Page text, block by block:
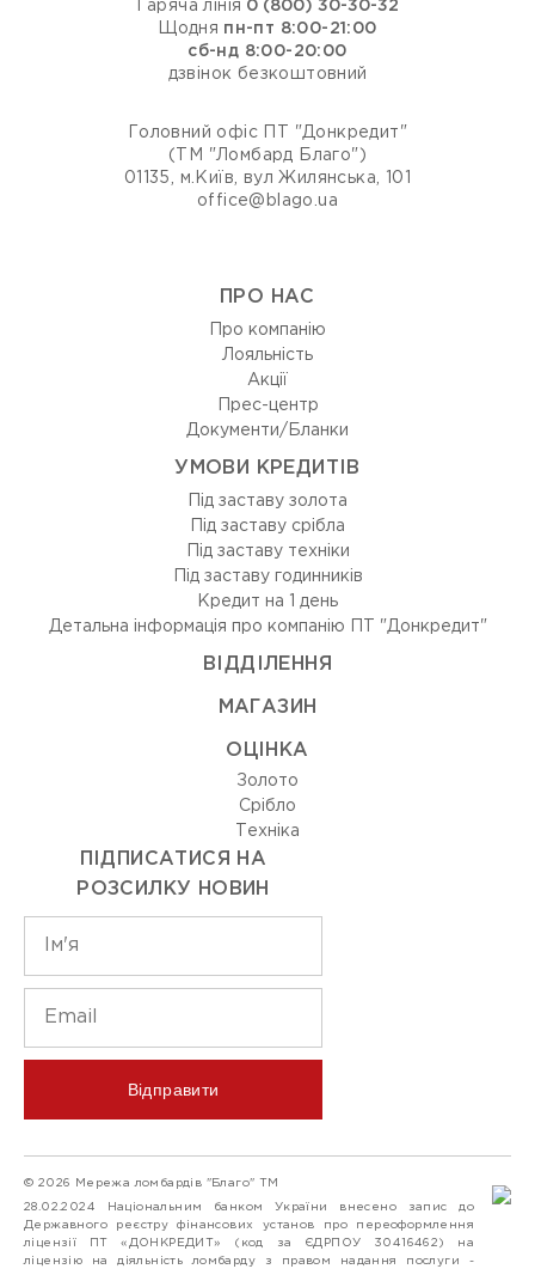
Гаряча лінія 0 (800) 30-30-32
Щодня пн-пт 8:00-21:00
сб-нд 8:00-20:00
дзвінок безкоштовний
Головний офіс ПТ "Донкредит"
(ТМ "Ломбард Благо")
01135, м.Київ, вул Жилянська, 101
office@blago.ua
ПРО НАС
Про компанію
Лояльність
Акції
Прес-центр
Документи/Бланки
УМОВИ КРЕДИТІВ
Під заставу золота
Під заставу срібла
Під заставу техніки
Під заставу годинників
Кредит на 1 день
Детальна інформація про компанію ПТ "Донкредит"
ВIДДIЛЕННЯ
МАГАЗИН
ОЦIНКА
Золото
Срiбло
Технiка
ПІДПИСАТИСЯ НА
РОЗСИЛКУ НОВИН
Відправити
© 2026 Мережа ломбардів "Благо" ТМ
28.02.2024 Національним банком України внесено запис до
Державного реєстру фінансових установ про переоформлення
ліцензії ПТ «ДОНКРЕДИТ» (код за ЄДРПОУ 30416462) на
ліцензію на діяльність ломбарду з правом надання послуги -